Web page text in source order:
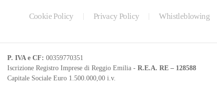
Cookie Policy Privacy Policy Whistleblowing
P. IVA e CF: 00359770351
Iscrizione Registro Imprese di Reggio Emilia - R.E.A. RE – 128588
Capitale Sociale Euro 1.500.000,00 i.v.